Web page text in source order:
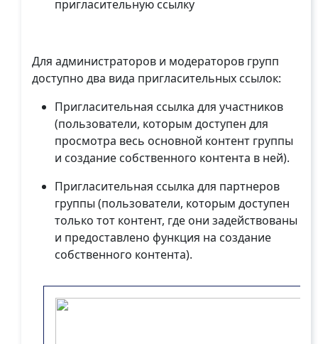
пригласительную ссылку
Для администраторов и модераторов групп
доступно два вида пригласительных ссылок:
Пригласительная ссылка для участников
(пользователи, которым доступен для
просмотра весь основной контент группы
и создание собственного контента в ней).
Пригласительная ссылка для партнеров
группы (пользователи, которым доступен
только тот контент, где они задействованы
и предоставлено функция на создание
собственного контента).